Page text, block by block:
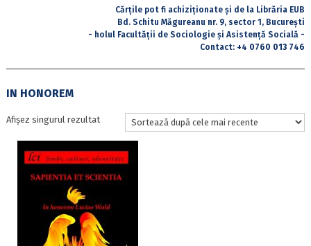
Cărțile pot fi achiziționate și de la Librăria EUB
Bd. Schitu Măgureanu nr. 9, sector 1, București
- holul Facultății de Sociologie și Asistență Socială -
Contact: +4 0760 013 746
IN HONOREM
Afișez singurul rezultat